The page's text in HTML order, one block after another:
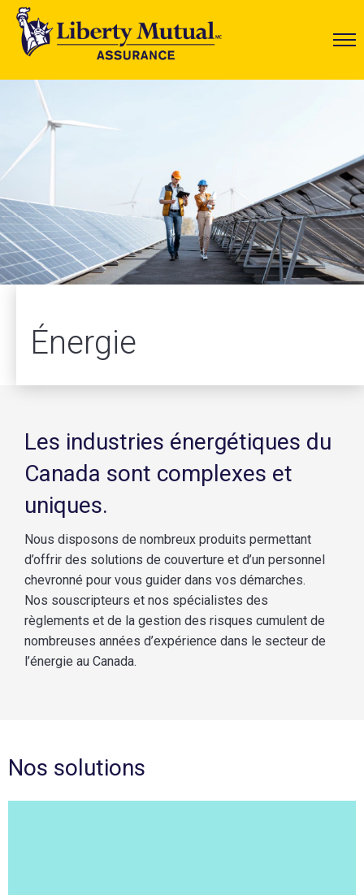
Énergie
Les industries énergétiques du
Canada sont complexes et
uniques.
Nous disposons de nombreux produits permettant
d’offrir des solutions de couverture et d’un personnel
chevronné pour vous guider dans vos démarches.
Nos souscripteurs et nos spécialistes des
règlements et de la gestion des risques cumulent de
nombreuses années d’expérience dans le secteur de
l’énergie au Canada.
Nos solutions